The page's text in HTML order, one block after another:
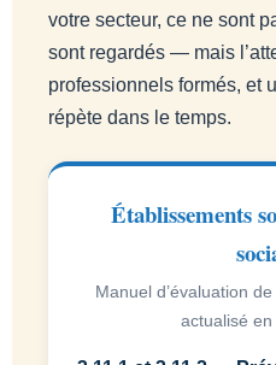
votre secteur, ce ne sont
sont regardés — mais
professionnels formés, et
répète dans le temps.
Établissements
Manuel d’évaluation
actualisé